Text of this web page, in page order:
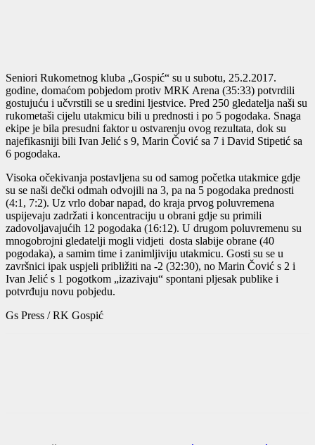
Seniori Rukometnog kluba „Gospić“ su u subotu, 25.2.2017.
godine, domaćom pobjedom protiv MRK Arena (35:33) potvrdili
gostujuću i učvrstili se u sredini ljestvice. Pred 250 gledatelja naši su
rukometaši cijelu utakmicu bili u prednosti i po 5 pogodaka. Snaga
ekipe je bila presudni faktor u ostvarenju ovog rezultata, dok su
najefikasniji bili Ivan Jelić s 9, Marin Čović sa 7 i David Stipetić sa
6 pogodaka.
Visoka očekivanja postavljena su od samog početka utakmice gdje
su se naši dečki odmah odvojili na 3, pa na 5 pogodaka prednosti
(4:1, 7:2). Uz vrlo dobar napad, do kraja prvog poluvremena
uspijevaju zadržati i koncentraciju u obrani gdje su primili
zadovoljavajućih 12 pogodaka (16:12). U drugom poluvremenu su
mnogobrojni gledatelji mogli vidjeti dosta slabije obrane (40
pogodaka), a samim time i zanimljiviju utakmicu. Gosti su se u
završnici ipak uspjeli približiti na -2 (32:30), no Marin Čović s 2 i
Ivan Jelić s 1 pogotkom „izazivaju“ spontani pljesak publike i
potvrđuju novu pobjedu.
Gs Press / RK Gospić